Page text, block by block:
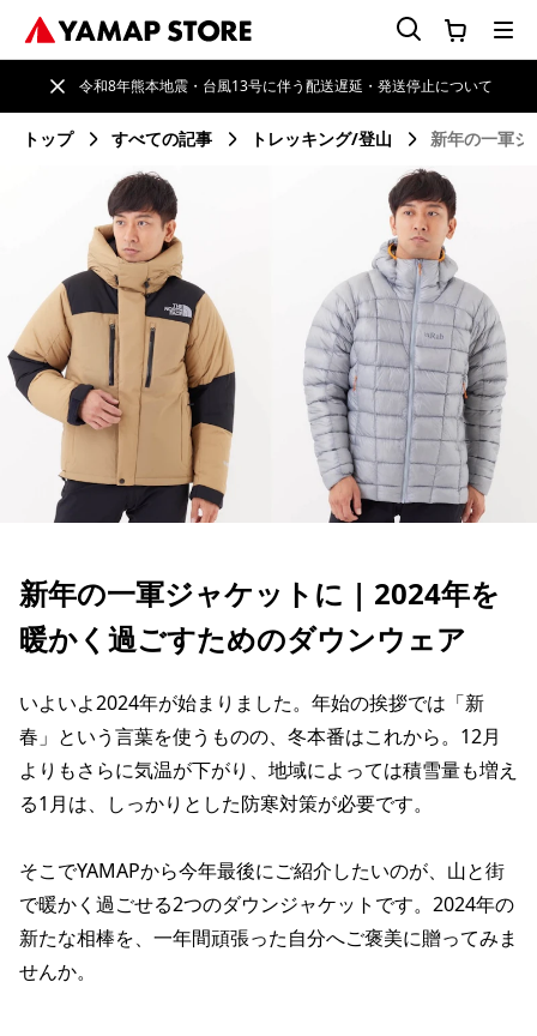
令和8年熊本地震・台風13号に伴う配送遅延・発送停止について
トップ すべての記事 トレッキング/登山 新年の一軍
新年の一軍ジャケットに | 2024年を
暖かく過ごすためのダウンウェア
いよいよ2024年が始まりました。年始の挨拶では「新
春」という言葉を使うものの、冬本番はこれから。12月
よりもさらに気温が下がり、地域によっては積雪量も増え
る1月は、しっかりとした防寒対策が必要です。
そこでYAMAPから今年最後にご紹介したいのが、山と街
で暖かく過ごせる2つのダウンジャケットです。2024年の
新たな相棒を、一年間頑張った自分へご褒美に贈ってみま
せんか。